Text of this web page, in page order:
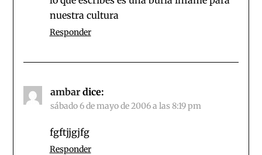
nuestra cultura
Responder
ambar dice:
sábado 6 de mayo de 2006 a las 8:19 pm
fgftjjgjfg
Responder